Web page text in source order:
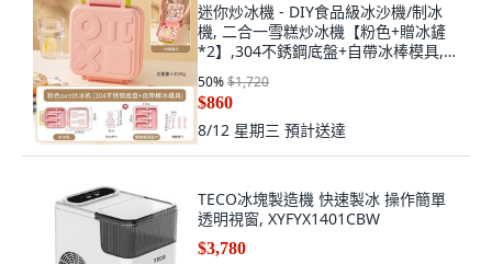
迷你炒冰機 - DIY食品級冰沙機/制冰
機, 二合一雪糕炒冰機【粉色+贈冰鏟
*2】,304不銹鋼底盤+自帶冰棒模具,
二合一雪糕炒冰機
50%$1,720
$860
8/12 星期三 預計送達
TECO冰塊製造機 快速製冰 操作簡單
透明視窗, XYFYX1401CBW
$3,780